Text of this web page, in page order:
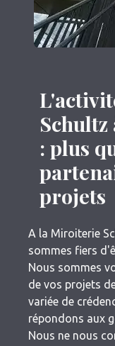
: plus
projets
A la Miroiterie
sommes fiers
Nous sommes
de vos projets
variée de
répondons aux
Nous ne nous